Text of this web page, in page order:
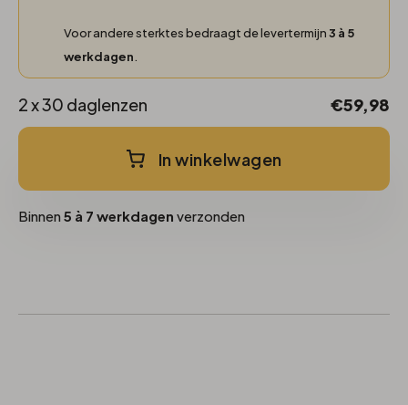
Voor andere sterktes bedraagt de levertermijn3 à 5
werkdagen.
2 x 30 daglenzen €59,98
In winkelwagen
Binnen 5 à 7 werkdagen verzonden